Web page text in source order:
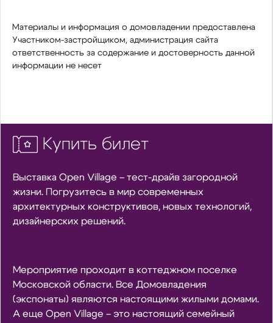
Материалы и информация о домовладении предоставлена
Участником-застройщиком, администрация сайта
ответственность за содержание и достоверность данной
информации не несет
Купить билет
Выставка Open Village – тест-драйв загородной
жизни. Погрузитесь в мир современных
архитектурных конструктивов, новых технологий,
дизайнерских решений.
Мероприятие проходит в коттеджном поселке
Московской области. Все Домовладения
(экспонаты) являются настоящими жилыми домами.
А еще Open Village – это настоящий семейный